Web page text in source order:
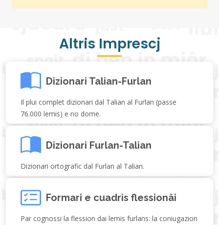
Altris Imprescj
Dizionari Talian-Furlan
Il plui complet dizionari dal Talian al Furlan (passe
76.000 lemis) e no dome.
Dizionari Furlan-Talian
Dizionari ortografic dal Furlan al Talian.
Formari e cuadris flessionâi
Par cognossi la flession dai lemis furlans: la coniugazion